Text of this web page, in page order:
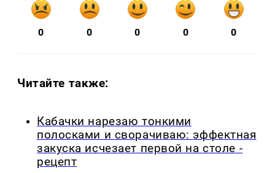
0 0 0 0 0
Читайте также:
Кабачки нарезаю тонкими
полосками и сворачиваю: эффектная
закуска исчезает первой на столе -
рецепт